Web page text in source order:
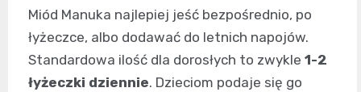
Miód Manuka najlepiej jeść bezpośrednio, po
łyżeczce, albo dodawać do letnich napojów.
Standardowa ilość dla dorosłych to zwykle 1-2
łyżeczki dziennie. Dzieciom podaje się go